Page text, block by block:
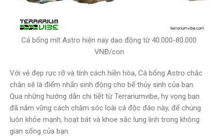
Cá bống mít Astro hiện nay dao động từ 40.000-80.000
VNĐ/con
Với vẻ đẹp rực rỡ và tính cách hiền hòa, Cá bống Astro chắc
chắn sẽ là điểm nhấn sinh động cho bể thủy sinh của bạn.
Qua những hướng dẫn chi tiết từ Terrariumvibe, hy vọng bạn
đã nắm vững cách chăm sóc loài cá độc đáo này, để chúng
luôn khỏe mạnh, hoạt bát và khoe sắc lung linh trong không
gian sống của bạn.